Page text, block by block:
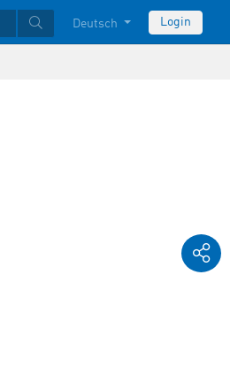
Deutsch Login